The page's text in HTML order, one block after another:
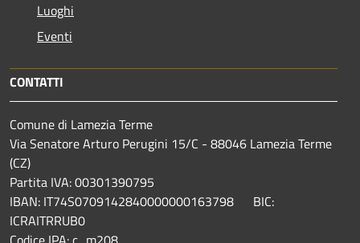
Luoghi
Eventi
CONTATTI
Comune di Lamezia Terme
Via Senatore Arturo Perugini 15/C - 88046 Lamezia Terme
(CZ)
Partita IVA: 00301390795
IBAN: IT74S0709142840000000163798 BIC:
ICRAITRRUB0